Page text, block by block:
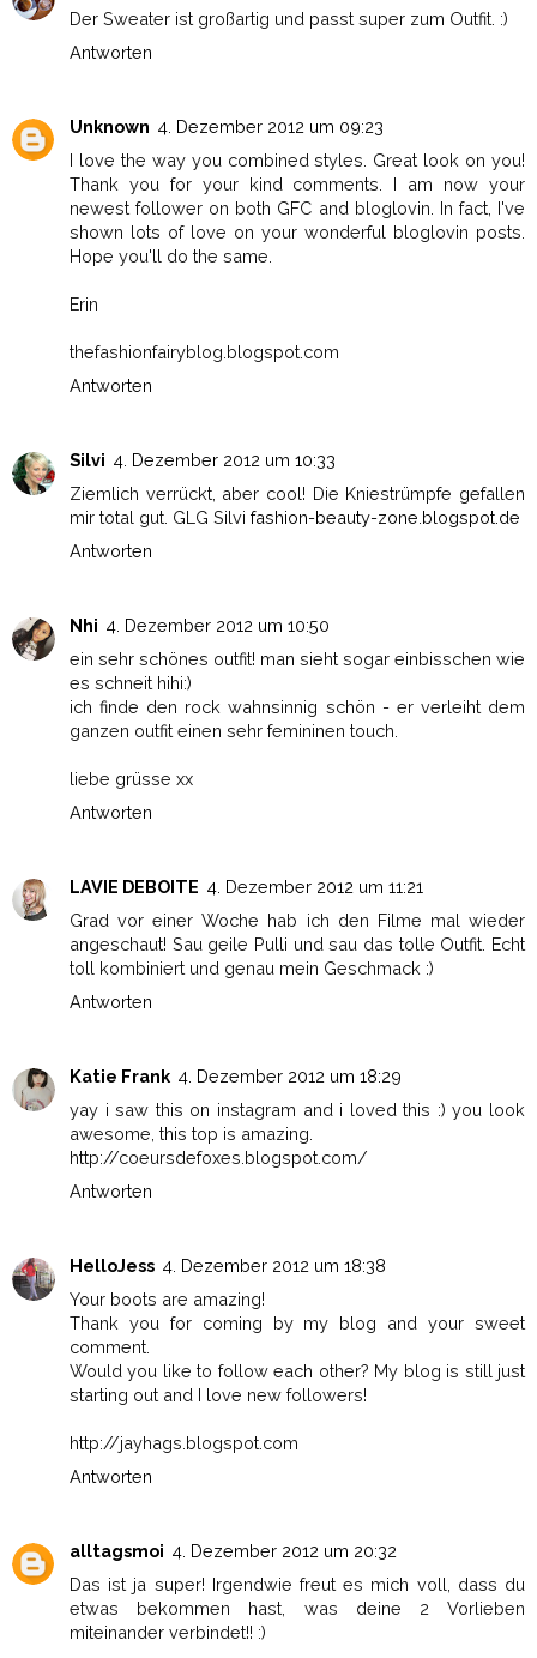
Der Sweater ist großartig und passt super zum Outfit. :)
Antworten
Unknown 4. Dezember 2012 um 09:23
I love the way you combined styles. Great look on you!
Thank you for your kind comments. I am now your
newest follower on both GFC and bloglovin. In fact, I've
shown lots of love on your wonderful bloglovin posts.
Hope you'll do the same.
Erin
thefashionfairyblog.blogspot.com
Antworten
Silvi 4. Dezember 2012 um 10:33
Ziemlich verrückt, aber cool! Die Kniestrümpfe gefallen
mir total gut. GLG Silvi fashion-beauty-zone.blogspot.de
Antworten
Nhi 4. Dezember 2012 um 10:50
ein sehr schönes outfit! man sieht sogar einbisschen wie
es schneit hihi:)
ich finde den rock wahnsinnig schön - er verleiht dem
ganzen outfit einen sehr femininen touch.
liebe grüsse xx
Antworten
LAVIE DEBOITE 4. Dezember 2012 um 11:21
Grad vor einer Woche hab ich den Filme mal wieder
angeschaut! Sau geile Pulli und sau das tolle Outfit. Echt
toll kombiniert und genau mein Geschmack :)
Antworten
Katie Frank 4. Dezember 2012 um 18:29
yay i saw this on instagram and i loved this :) you look
awesome, this top is amazing.
http://coeursdefoxes.blogspot.com/
Antworten
HelloJess 4. Dezember 2012 um 18:38
Your boots are amazing!
Thank you for coming by my blog and your sweet
comment.
Would you like to follow each other? My blog is still just
starting out and I love new followers!
http://jayhags.blogspot.com
Antworten
alltagsmoi 4. Dezember 2012 um 20:32
Das ist ja super! Irgendwie freut es mich voll, dass du
etwas bekommen hast, was deine 2 Vorlieben
miteinander verbindet!! :)